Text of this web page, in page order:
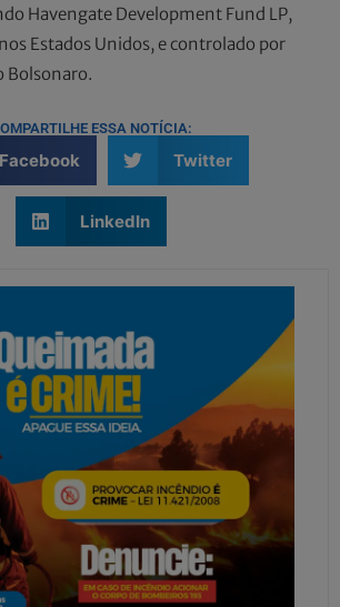
Havengate Development Fund LP,
Estados Unidos, e controlado por
Bolsonaro.
ESSA NOTÍCIA:
Facebook Twitter
LinkedIn